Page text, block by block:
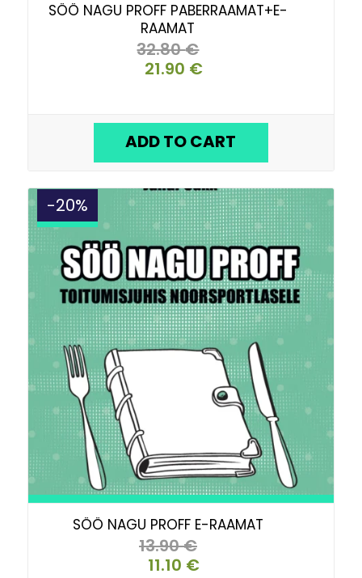
SÖÖ NAGU PROFF PABERRAAMAT+E-
RAAMAT
32.80€
ORIGINAL
32.80 €.
21.90 €
CURRENT
21.90 €.
ADD TO CART
-20%
SÖÖ NAGU PROFF E-RAAMAT
13.90€
ORIGINAL
11.10 €
CURRENT